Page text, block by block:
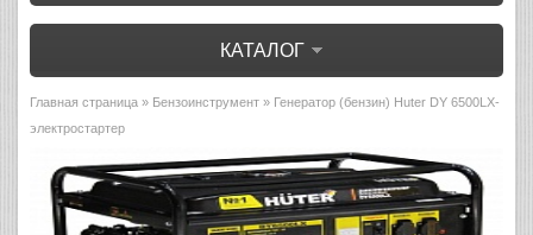
КАТАЛОГ
Главная страница » Бензоинструмент » Генератор (бензин) Huter DY 6500LX-
электростартер